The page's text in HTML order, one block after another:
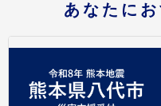
あなたに